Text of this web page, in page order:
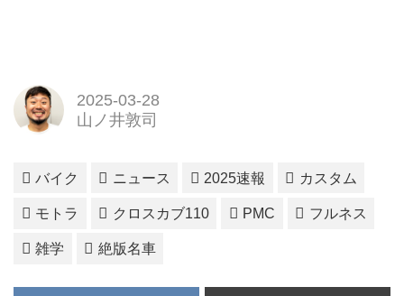
2025-03-28
山ノ井敦司
バイク ニュース 2025速報 カスタム
モトラ クロスカブ110 PMC フルネス
雑学 絶版名車